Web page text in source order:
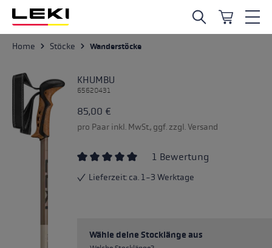
Zum Hauptinhalt springen
Home Stöcke Wanderstöcke
KHUMBU
65620431
85,00 €
pro Paar inkl. MwSt., ggf. zzgl. Versand
1 Bewertung
Lieferzeit: ca. 1-3 Werktage
Wähle deine Stocklänge aus